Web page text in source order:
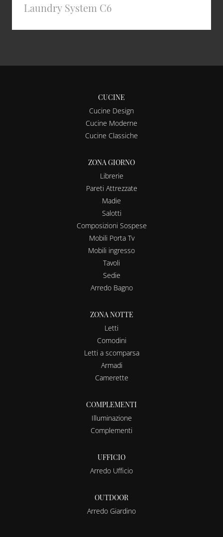
Laundry System C6
CUCINE
Cucine Design
Cucine Moderne
Cucine Classiche
ZONA GIORNO
Librerie
Pareti Attrezzate
Madie
Salotti
Composizioni Sospese
Mobili Porta Tv
Mobili ingresso
Tavoli
Sedie
Arredo Bagno
ZONA NOTTE
Letti
Comodini
Letti a scomparsa
Armadi
Camerette
COMPLEMENTI
Illuminazione
Complementi
UFFICIO
Arredo Ufficio
OUTDOOR
Arredo Giardino